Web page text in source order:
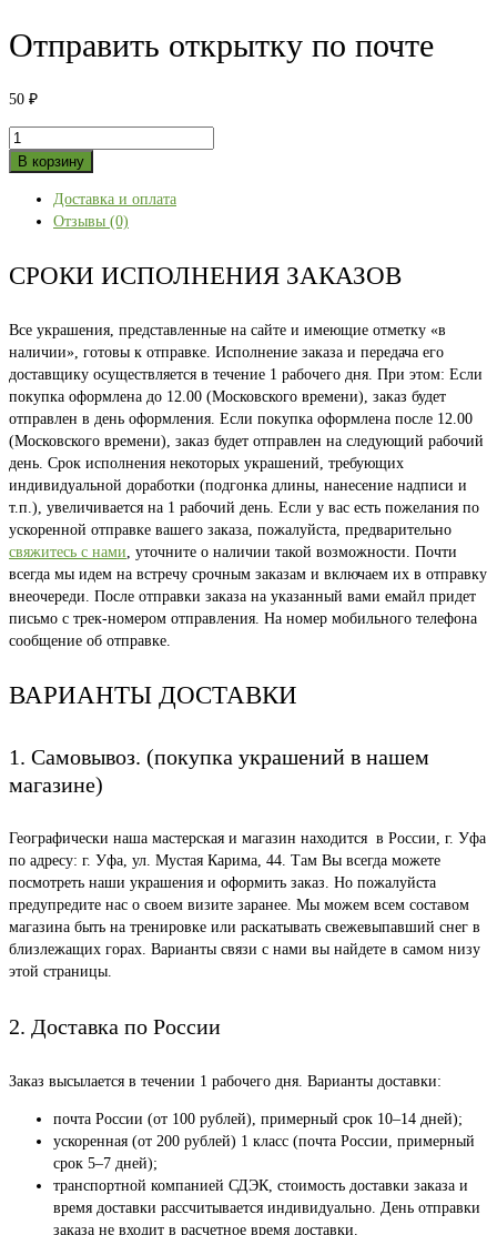
Отправить открытку по почте
50 ₽
Количество
товара
открытку
В корзину
Доставка и оплата
Отзывы (0)
СРОКИ ИСПОЛНЕНИЯ ЗАКАЗОВ
Все украшения, представленные на сайте и имеющие отметку «в
наличии», готовы к отправке. Исполнение заказа и передача его
доставщику осуществляется в течение 1 рабочего дня. При этом: Если
покупка оформлена до 12.00 (Московского времени), заказ будет
отправлен в день оформления. Если покупка оформлена после 12.00
(Московского времени), заказ будет отправлен на следующий рабочий
день. Срок исполнения некоторых украшений, требующих
индивидуальной доработки (подгонка длины, нанесение надписи и
т.п.), увеличивается на 1 рабочий день. Если у вас есть пожелания по
ускоренной отправке вашего заказа, пожалуйста, предварительно
свяжитесь с нами, уточните о наличии такой возможности. Почти
всегда мы идем на встречу срочным заказам и включаем их в отправку
внеочереди. После отправки заказа на указанный вами емайл придет
письмо с трек-номером отправления. На номер мобильного телефона
сообщение об отправке.
ВАРИАНТЫ ДОСТАВКИ
1. Самовывоз. (покупка украшений в нашем
магазине)
Географически наша мастерская и магазин находится в России, г. Уфа
по адресу: г. Уфа, ул. Мустая Карима, 44. Там Вы всегда можете
посмотреть наши украшения и оформить заказ. Но пожалуйста
предупредите нас о своем визите заранее. Мы можем всем составом
магазина быть на тренировке или раскатывать свежевыпавший снег в
близлежащих горах. Варианты связи с нами вы найдете в самом низу
этой страницы.
2. Доставка по России
Заказ высылается в течении 1 рабочего дня. Варианты доставки:
почта России (от 100 рублей), примерный срок 10–14 дней);
ускоренная (от 200 рублей) 1 класс (почта России, примерный
срок 5–7 дней);
транспортной компанией СДЭК, стоимость доставки заказа и
время доставки рассчитывается индивидуально. День отправки
заказа не входит в расчетное время доставки.